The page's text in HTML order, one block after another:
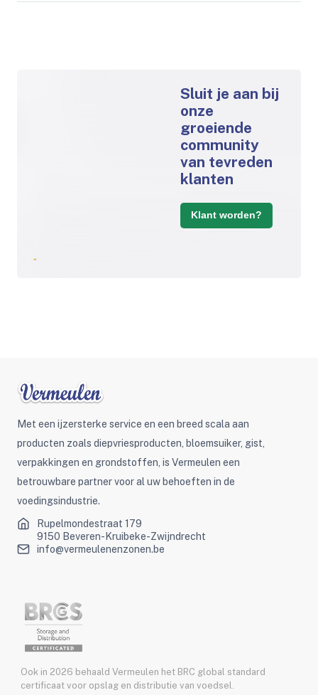
Sluit je aan bij
onze
groeiende
community
van tevreden
klanten
Klant worden?
Met een ijzersterke service en een breed scala aan
producten zoals diepvriesproducten, bloemsuiker, gist,
verpakkingen en grondstoffen, is Vermeulen een
betrouwbare partner voor al uw behoeften in de
voedingsindustrie.
Rupelmondestraat 179
9150 Beveren-Kruibeke-Zwijndrecht
info@vermeulenenzonen.be
Ook in 2026 behaald Vermeulen het BRC global standard
certificaat voor opslag en distributie van voedsel.